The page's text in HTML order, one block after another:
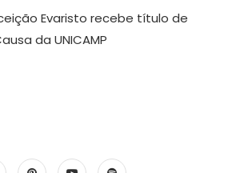
Evaristo recebe título de
da UNICAMP